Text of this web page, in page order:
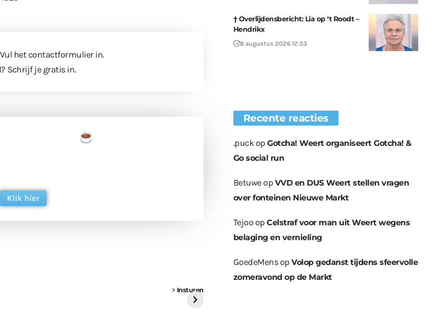
het contactformulierin.
Schrijf je gratis in.
Klik hier
Insturen
Nieuwe bomen
Wat er in kan, kan er
† Overlijdensbericht: Lia op ‘t Roodt –
Hendrikx
8 augustus 2026 12:33
Recente reacties
.puckopGotcha! Weert organiseert Gotcha! &
Go social run
Betuweop VVD en DUS Weert stellen vragen
over fonteinen Nieuwe Markt
Tejoo opCelstraf voor man uit Weert wegens
belaging en vernieling
GoedeMensopVolop gedanst tijdens sfeervolle
zomeravond op de Markt